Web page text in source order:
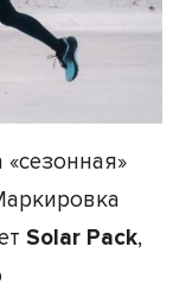
Solar Pack,